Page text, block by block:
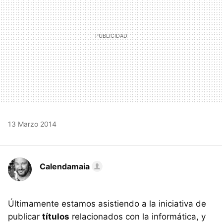
13 Marzo 2014
Calendamaia
Últimamente estamos asistiendo a la iniciativa de
publicar títulos relacionados con la informática, y